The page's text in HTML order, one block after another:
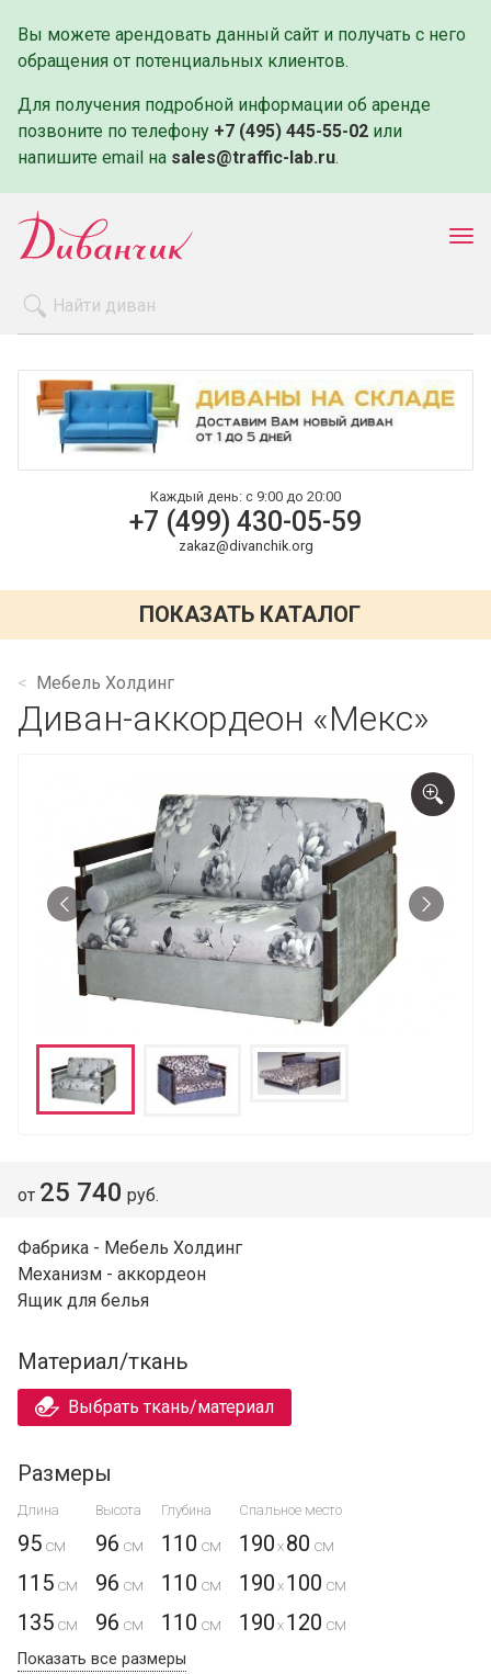
Вы можете арендовать данный сайт и получать с него
обращения от потенциальных клиентов.
Для получения подробной информации об аренде
позвоните по телефону +7 (495) 445-55-02 или
напишите email на sales@traffic-lab.ru.
Оплата и доставка
Контакты
Каждый день: с 9:00 до 20:00
+7 (499) 430-05-59
zakaz@divanchik.org
ПОКАЗАТЬ КАТАЛОГ
Мебель Холдинг
Диван-аккордеон «Мекс»
от 25 740 руб.
Фабрика - Мебель Холдинг
Механизм - аккордеон
Ящик для белья
Материал/ткань
Выбрать ткань/материал
Размеры
Длина Высота Глубина Спальное место
95 96 110 190 x 80
115
96 110 190 x 100
135
96 110 190 x 120
Показать все размеры